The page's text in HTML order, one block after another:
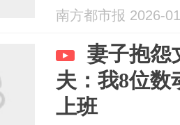
款和1套房
南方都市报 2026-
妻子抱怨
夫：我8位数
上班